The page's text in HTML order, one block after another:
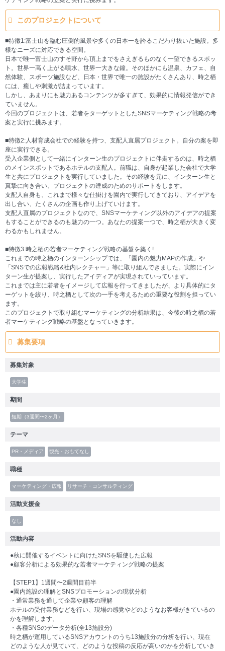
このプロジェクトについて
■特徴1:富士山を臨む圧倒的風景や多くの日本一を誇るこだわり抜いた施設。多
様なニーズに対応できる空間。
日本で唯一富士山のすそ野から頂上までをさえぎるものなく一望できるスポッ
ト。世界一高く上がる噴水、世界一大きな鐘。そのほかにも温泉、カフェ、自
然体験、スポーツ施設など、日本・世界で唯一の施設がたくさんあり、時之栖
には、癒しや刺激が詰まっています。
しかし、あまりにも魅力あるコンテンツが多すぎて、効果的に情報発信ができ
ていません。
今回のプロジェクトは、若者をターゲットとしたSNSマーケティング戦略の考
案と実行に挑みます。
■特徴2:人材育成会社での経験を持つ、支配人直属プロジェクト。自分の案を即
座に実行できる。
受入企業側として一緒にインターン生のプロジェクトに伴走するのは、時之栖
のメインスポットであるホテルの支配人。前職は、自身が起業した会社で大学
生と共にプロジェクトを実行していました。その経験を元に、インターン生と
真摯に向き合い、プロジェクトの達成のためのサポートをします。
支配人自身も、これまで様々な仕掛けを園内で実行してきており、アイデアを
出し合い、たくさんの企画も作り上げていけます。
支配人直属のプロジェクトなので、SNSマーケティング以外のアイデアの提案
もすることができるのも魅力の一つ。あなたの提案一つで、時之栖が大きく変
わるかもしれません。
■特徴3:時之栖の若者マーケティング戦略の基盤を築く!
これまでの時之栖のインターンシップでは、「園内の魅力MAPの作成」や
「SNSでの広報戦略&社内レクチャー」等に取り組んできました。実際にイン
ターン生が提案し、実行したアイディアが実現されていっています。
これまでは主に若者をイメージして広報を行ってきましたが、より具体的にタ
ーゲットを絞り、時之栖として次の一手を考えるための重要な役割を担ってい
ます。
このプロジェクトで取り組むマーケティングの分析結果は、今後の時之栖の若
者マーケティング戦略の基盤となっていきます。
募集要項
募集対象
大学生
期間
短期（3週間〜2ヶ月）
テーマ
PR・メディア 観光・おもてなし
職種
マーケティング・広報 リサーチ・コンサルティング
活動支援金
なし
活動内容
●秋に開催するイベントに向けたSNSを駆使した広報
●顧客分析による効果的な若者マーケティング戦略の提案
【STEP1】1週間〜2週間目前半
●園内施設の理解とSNSプロモーションの現状分析
・通常業務を通して企業や顧客の理解
ホテルの受付業務などを行い、現場の感覚やどのようなお客様がきているの
かを理解します。
・各種SNSのデータ分析(全13施設分)
時之栖が運用しているSNSアカウントのうち13施設分の分析を行い、現在
どのような人が見ていて、どのような投稿の反応が高いのかを分析していき